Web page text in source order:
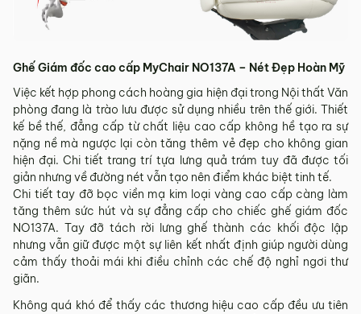
Ghế Giám đốc cao cấp MyChair NO137A – Nét Đẹp Hoàn Mỹ
Việc kết hợp phong cách hoàng gia hiện đại trong Nội thất Văn
phòng đang là trào lưu được sử dụng nhiều trên thế giới. Thiết
kế bề thế, đẳng cấp từ chất liệu cao cấp không hề tạo ra sự
nặng nề mà ngược lại còn tăng thêm vẻ đẹp cho không gian
hiện đại. Chi tiết trang trí tựa lưng quả trám tuy đã được tối
giản nhưng về đường nét vẫn tạo nên điểm khác biệt tinh tế.
Chi tiết tay đỡ bọc viền mạ kim loại vàng cao cấp càng làm
tăng thêm sức hút và sự đẳng cấp cho chiếc ghế giám đốc
NO137A. Tay đỡ tách rời lưng ghế thành các khối độc lập
nhưng vẫn giữ được một sự liên kết nhất định giúp người dùng
cảm thấy thoải mái khi điều chỉnh các chế độ nghỉ ngơi thư
giãn.
Không quá khó để thấy các thương hiệu cao cấp đều ưu tiên